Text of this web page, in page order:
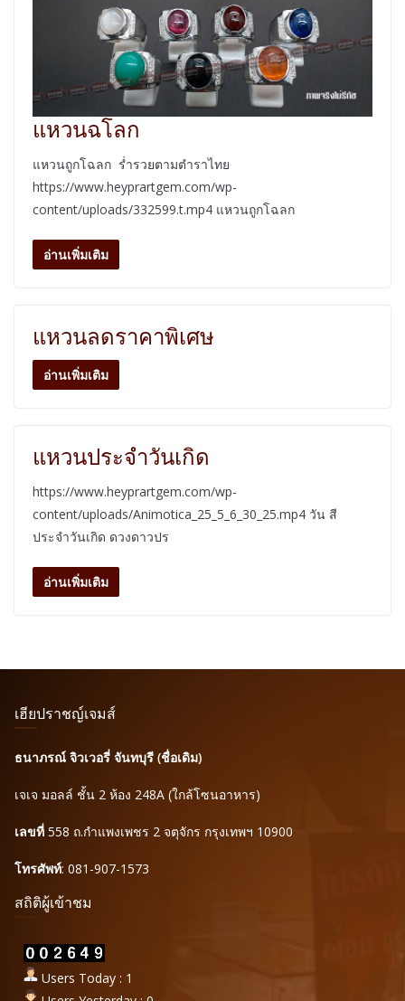
แหวนฉโลก
แหวนถูกโฉลก ร่ำรวยตามตำราไทย
https://www.heyprartgem.com/wp-
content/uploads/332599.t.mp4 แหวนถูกโฉลก
อ่านเพิ่มเติม
แหวนลดราคาพิเศษ
อ่านเพิ่มเติม
แหวนประจำวันเกิด
https://www.heyprartgem.com/wp-
content/uploads/Animotica_25_5_6_30_25.mp4 วัน สี
ประจำวันเกิด ดวงดาวปร
อ่านเพิ่มเติม
เฮียปราชญ์เจมส์
ธนาภรณ์ จิวเวอรี่ จันทบุรี (ชื่อเดิม)
เจเจ มอลล์ ชั้น 2 ห้อง 248A (ใกล้โซนอาหาร)
เลขที่ 558 ถ.กำแพงเพชร 2 จตุจักร กรุงเทพฯ 10900
โทรศัพท์: 081-907-1573
สถิติผู้เข้าชม
Users Today : 1